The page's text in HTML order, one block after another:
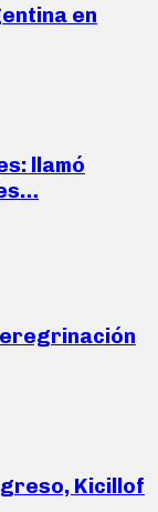
en
llamó
Kicillof